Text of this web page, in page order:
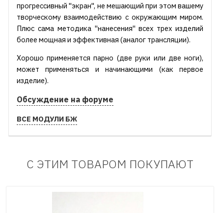
прогрессивный "экран", не мешающий при этом вашему
творческому взаимодействию с окружающим миром.
Плюс сама методика "нанесения" всех трех изделий
более мощная и эффективная (аналог трансляции).
Хорошо применяется парно (две руки или две ноги),
может применяться и начинающими (как первое
изделие).
Обсуждение на форуме
ВСЕ МОДУЛИ БЖ
С ЭТИМ ТОВАРОМ ПОКУПАЮТ